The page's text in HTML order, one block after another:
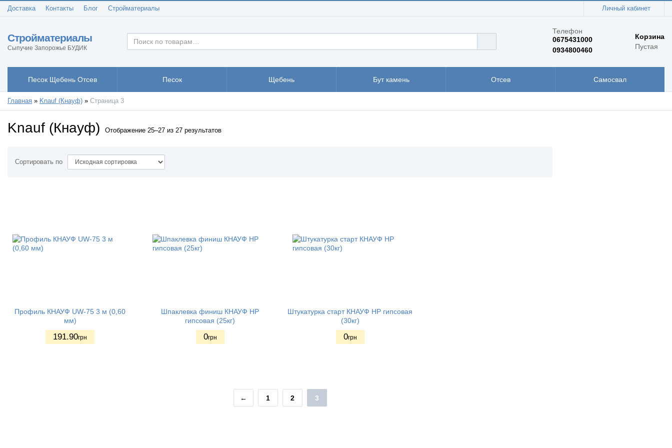
Доставка Контакты Блог Стройматериалы Личный кабинет
Стройматериалы
Сыпучие Запорожье БУДИК
Телефон
0675431000
0934800460
Корзина
Пустая
Песок Щебень Отсев Песок Щебень Бут камень Отсев Самосвал
Главная » Knauf (Кнауф) » Страница 3
Knauf (Кнауф) Отображение 25–27 из 27 результатов
Сортировать по
Профиль КНАУФ UW-75 3 м (0,60
мм)
191.90грн
Шпаклевка финиш КНАУФ НР
гипсовая (25кг)
0грн
Штукатурка старт КНАУФ НР гипсовая
(30кг)
0грн
← 1 2 3